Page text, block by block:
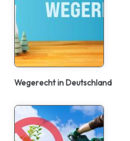
Wegerecht in Deutschland